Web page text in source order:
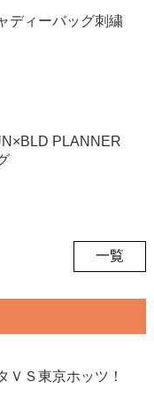
ィーバッグ刺繍
PLANNER
一覧
ＶＳ東京ホッツ！